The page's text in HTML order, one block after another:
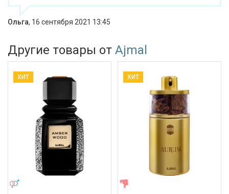
Ольга, 16 сентября 2021 13:45
Другие товары от Ajmal
ХИТ ХИТ